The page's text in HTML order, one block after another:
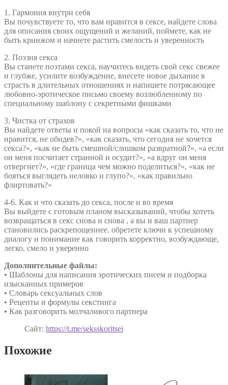
1. Гармония внутри себя
Вы почувствуете то, что вам нравится в сексе, найдете слова
для описания своих ощущений и желаний, поймете, как не
быть кринжом и начнете растить смелость и уверенность
2. Поэзия секса
Вы станете поэтами секса, научитесь видеть свой секс свежее
и глубже, усилите возбуждение, внесете новое дыхание в
страсть в длительных отношениях и напишете потрясающее
любовно-эротическое письмо своему возлюбленному по
специальному шаблону с секретными фишками
3. Чистка от страхов
Вы найдете ответы и покой на вопросы «как сказать то, что не
нравится, не обидев?», «как сказать, что сегодня не хочется
секса?», «как не быть смешной/слишком развратной?», «а если
он меня посчитает странной и осудит?», «а вдруг он меня
отвергнет?», «где граница чем можно поделиться?», «как не
бояться выглядеть неловко и глупо?», «как правильно
флиртовать?»
4-6. Как и что сказать до секса, после и во время
Вы выйдете с готовым планом высказываний, чтобы хотеть
возвращаться в секс снова и снова , а вы и ваш партнер
становились раскрепощеннее. обретете ключи к успешному
диалогу и понимание как говорить корректно, возбуждающе,
легко, смело и уверенно
Дополнительные файлы:
• Шаблоны для написания эротических писем и подборка
изысканных примеров
• Словарь сексуальных слов
• Рецепты и формулы секстинга
• Как разговорить молчаливого партнера
Сайт: https://t.me/seksskoritsei
Похожие